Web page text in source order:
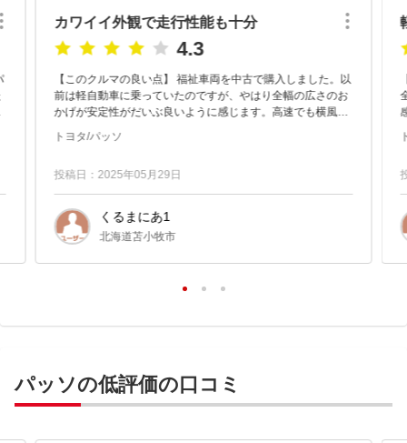
カワイイ外観で走行性能も十分
4.3
【このクルマの良い点】 福祉車両を中古で購入しました。以
前は軽自動車に乗っていたのですが、やはり全幅の広さのお
かげが安定性がだいぶ良いように感じます。高速でも横風に
ンパクトカーとしては...
トヨタ/パッソ
投稿日：2025年05月29日
くるまにあ1
北海道苫小牧市
パッソの低評価の口コミ